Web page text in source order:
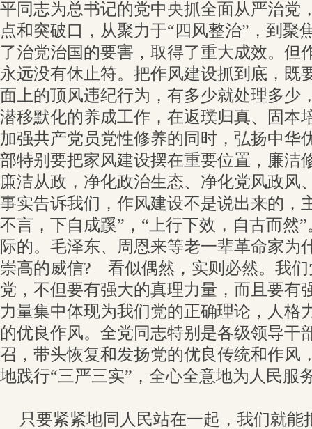
平同志为总书记的党中央抓全面从严治党
点和突破口，从聚力于“四风整治”，到聚
了治党治国的要害，取得了重大成效。但
永远没有休止符。把作风建设抓到底，既
面上的顶风违纪行为，有多少就处理多少
潜移默化的养成工作，在返璞归真、固本
加强共产党员党性修养的同时，弘扬中华
部特别要把家风建设摆在重要位置，廉洁
廉洁从政，净化政治生态、净化党风政风
事实告诉我们，作风建设不是说出来的，
不言，下自成蹊”，“上行下效，自古而然
际的。毛泽东、周恩来等老一辈革命家为
崇高的威信? 看似偶然，实则必然。我
党，不但要有强大的真理力量，而且要有
力量集中体现为我们党的正确理论，人格
的优良作风。全党同志特别是各级领导干
召，带头恢复和发扬党的优良传统和作风
地践行“三严三实”，全心全意地为人民服
只要紧紧地同人民站在一起，我们就能